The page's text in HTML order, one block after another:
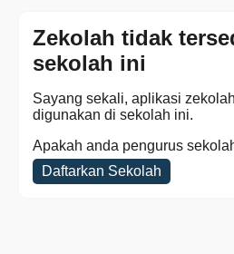
Zekolah tidak
sekolah ini
Sayang sekali, aplikasi
digunakan di sekolah ini.
Apakah anda pengurus
Daftarkan Sekolah